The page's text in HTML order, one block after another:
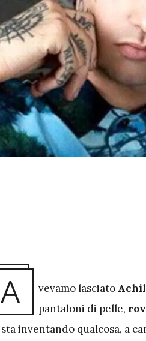
A vevamo lasciato
pantaloni di pelle,
sta inventando qualcosa, a